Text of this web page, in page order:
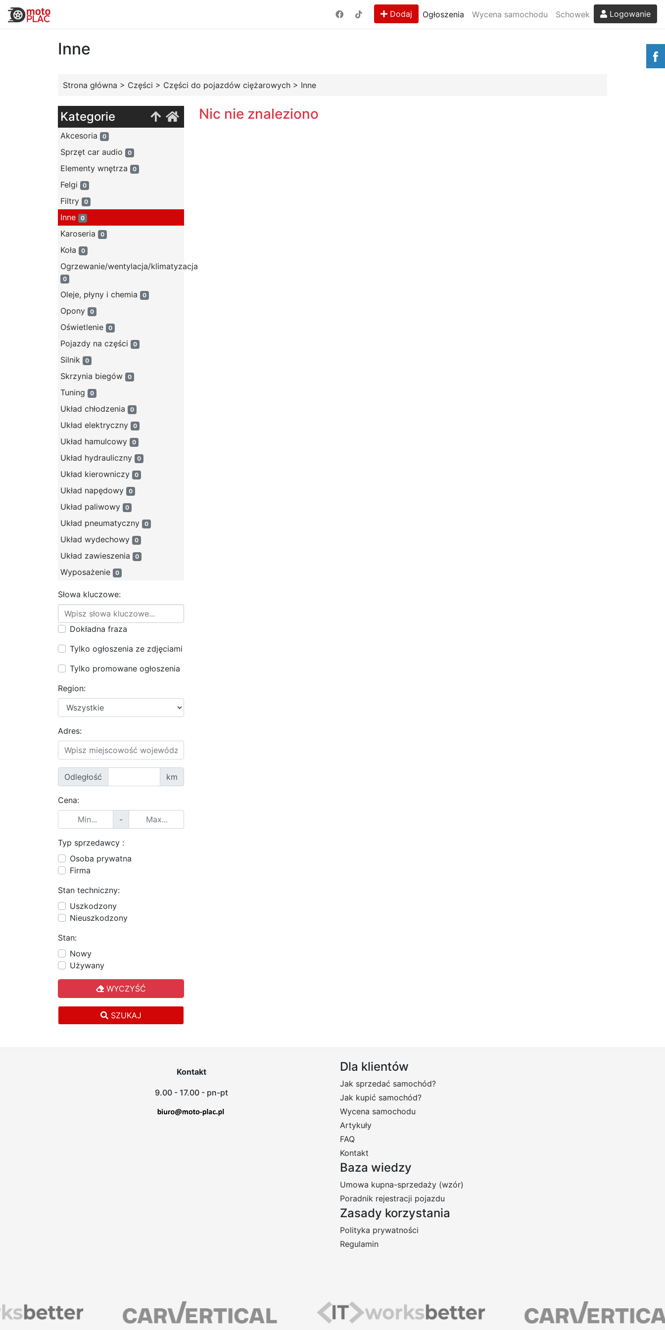
Dodaj Ogłoszenia Wycena samochodu Schowek Logowanie
Inne
Strona główna > Części > Części do pojazdów ciężarowych > Inne
Kategorie
Akcesoria 0
Sprzęt car audio 0
Elementy wnętrza 0
Felgi 0
Filtry 0
Inne 0
Karoseria 0
Koła 0
Ogrzewanie/wentylacja/klimatyzacja
0
Oleje, płyny i chemia 0
Opony 0
Oświetlenie 0
Pojazdy na części 0
Silnik 0
Skrzynia biegów 0
Tuning 0
Układ chłodzenia 0
Układ elektryczny 0
Układ hamulcowy 0
Układ hydrauliczny 0
Układ kierowniczy 0
Układ napędowy 0
Układ paliwowy 0
Układ pneumatyczny 0
Układ wydechowy 0
Układ zawieszenia 0
Wyposażenie 0
Słowa kluczowe:
Dokładna fraza
Tylko ogłoszenia ze zdjęciami
Tylko promowane ogłoszenia
Region:
Adres:
Odległość km
Cena:
-
Typ sprzedawcy :
Osoba prywatna
Firma
Stan techniczny:
Uszkodzony
Nieuszkodzony
Stan:
Nowy
Używany
WYCZYŚĆ
SZUKAJ
Nic nie znaleziono
Kontakt
9.00 - 17.00 - pn-pt
Dla klientów
Jak sprzedać samochód?
Jak kupić samochód?
Wycena samochodu
Artykuły
FAQ
Kontakt
Baza wiedzy
Umowa kupna-sprzedaży (wzór)
Poradnik rejestracji pojazdu
Zasady korzystania
Polityka prywatności
Regulamin